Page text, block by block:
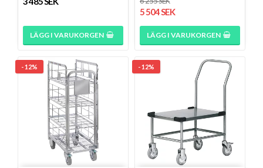
LÄGG I VARUKORGEN
5 504 SEK
LÄGG I VARUKORGEN
- 12% - 12%